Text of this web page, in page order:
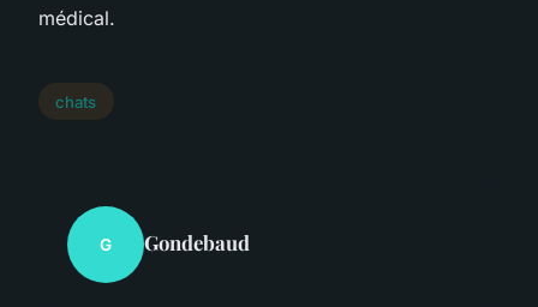
médical.
chats
G Gondebaud